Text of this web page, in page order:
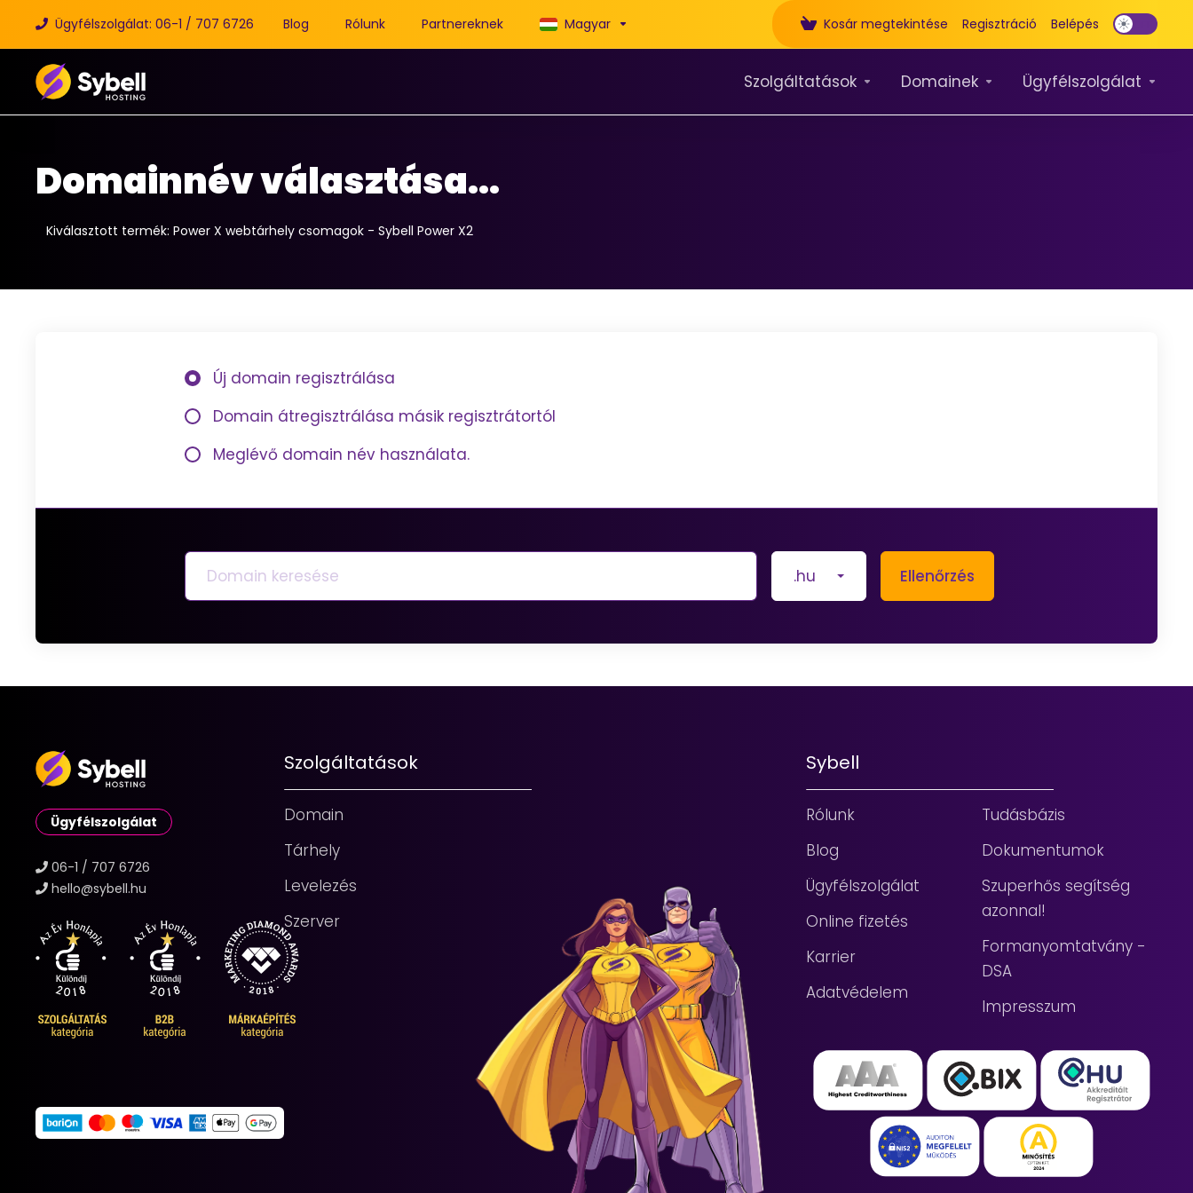
Ügyfélszolgálat: 06-1 / 707 6726 Blog Rólunk Partnereknek Magyar Kosár megtekintése Regisztráció Belépés
Szolgáltatások Domainek Ügyfélszolgálat
Domainnév választása...
Kiválasztott termék: Power X webtárhely csomagok - Sybell Power X2
Új domain regisztrálása
Domain átregisztrálása másik regisztrátortól
Meglévő domain név használata.
.hu Ellenőrzés
Ügyfélszolgálat
06-1 / 707 6726
hello@sybell.hu
Szolgáltatások
Domain
Tárhely
Levelezés
Szerver
Sybell
Rólunk
Blog
Ügyfélszolgálat
Online fizetés
Karrier
Adatvédelem
Tudásbázis
Dokumentumok
Szuperhős segítség
azonnal!
Formanyomtatvány -
DSA
Impresszum